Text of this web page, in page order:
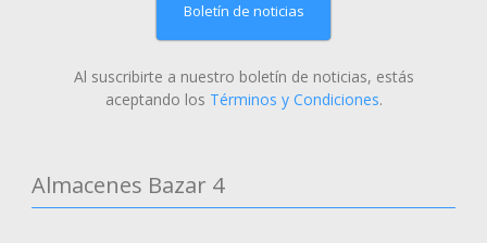
Boletín de noticias
Al suscribirte a nuestro boletín de noticias, estás
aceptando los Términos y Condiciones.
Almacenes Bazar 4